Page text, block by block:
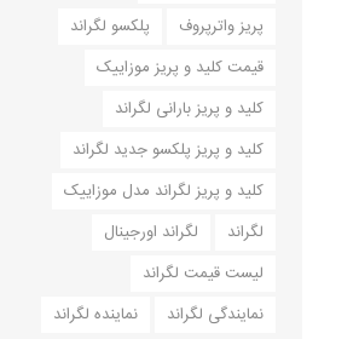
پریز واترپروف
پلکسو لگراند
قیمت کلید و پریز موزاییک
کلید و پریز بارانی لگراند
کلید و پریز پلکسو جدید لگراند
کلید و پریز لگراند مدل موزاییک
لگراند
لگراند اورجینال
لیست قیمت لگراند
نمایندگی لگراند
نماینده لگراند